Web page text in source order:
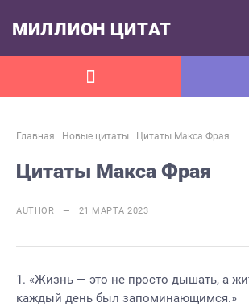
МИЛЛИОН ЦИТАТ
Главная Новые цитаты Цитаты Макса Фрая
Цитаты Макса Фрая
AUTHOR — 21 МАРТА 2023
«Жизнь — это не просто дышать, а
каждый день был запоминающимся.»